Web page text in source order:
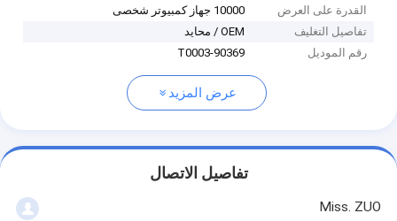
القدرة على العرض
10000 جهاز كمبيوتر شخصى
تفاصيل التغليف
OEM / محايد
رقم الموديل
90369-T0003
عرض المزيد
تفاصيل الاتصال
Miss. ZUO